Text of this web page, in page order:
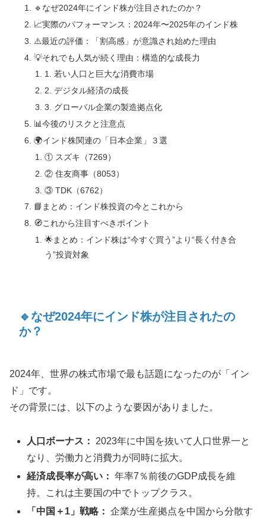
🔹なぜ2024年にインド株が注目されたのか？
📈実際のパフォーマンス：2024年〜2025年のインド株
⚠️最近の評価：「割高感」が意識され始めた理由
💡それでも人気が続く理由：構造的な成長力
1. 若い人口と巨大な消費市場
2. デジタル経済の成長
3. グローバル企業の製造拠点化
📊今後のリスクと注意点
🌍インド株関連の「日本企業」３選
① スズキ（7269）
② 住友商事（8053）
③ TDK（6762）
📘まとめ：インド株投資の今とこれから
🧭これから注目すべきポイント
🌟まとめ：インド株は“今すぐ買う”より“長く付き合
う”投資対象
🔹なぜ2024年にインド株が注目されたの
か？
2024年、世界の株式市場で最も話題になったのが「イン
ド」です。
その背景には、以下のような要因がありました。
人口ボーナス：
2023年に中国を抜いて人口世界一と
なり、労働力と消費力が同時に拡大。
経済成長率が高い： 年率7％前後のGDP成長を維
持。これは主要国の中でトップクラス。
「中国＋1」戦略： 企業が生産拠点を中国から分散す